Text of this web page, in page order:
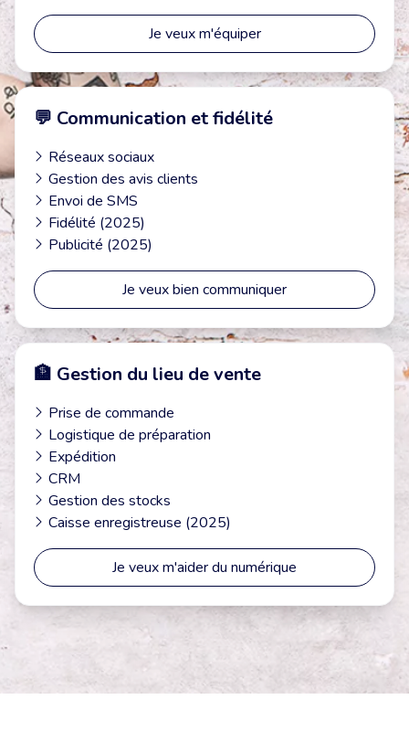
Je veux m'équiper
💬 Communication et fidélité
Réseaux sociaux
Gestion des avis clients
Envoi de SMS
Fidélité (2025)
Publicité (2025)
Je veux bien communiquer
🏦 Gestion du lieu de vente
Prise de commande
Logistique de préparation
Expédition
CRM
Gestion des stocks
Caisse enregistreuse (2025)
Je veux m'aider du numérique